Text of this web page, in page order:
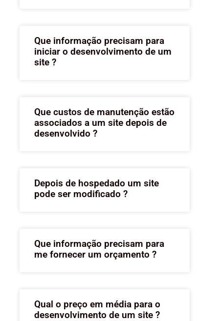
Que informação precisam para
iniciar o desenvolvimento de um
site ?
Que custos de manutenção estão
associados a um site depois de
desenvolvido ?
Depois de hospedado um site
pode ser modificado ?
Que informação precisam para
me fornecer um orçamento ?
Qual o preço em média para o
desenvolvimento de um site ?